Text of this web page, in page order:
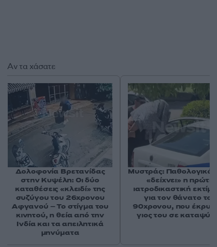
Αν τα χάσατε
Δολοφονία Βρετανίδας
στην Κυψέλη: Οι δύο
καταθέσεις «κλειδί» της
συζύγου του 26χρονου
Αφγανού – Το στίγμα του
κινητού, η θεία από την
Ινδία και τα απειλητικά
μηνύματα
Μυστράς: Παθολογικά
«δείχνει» η πρώτη
ιατροδικαστική
για τον θάνατο του
90χρονου, που
γιος του σε